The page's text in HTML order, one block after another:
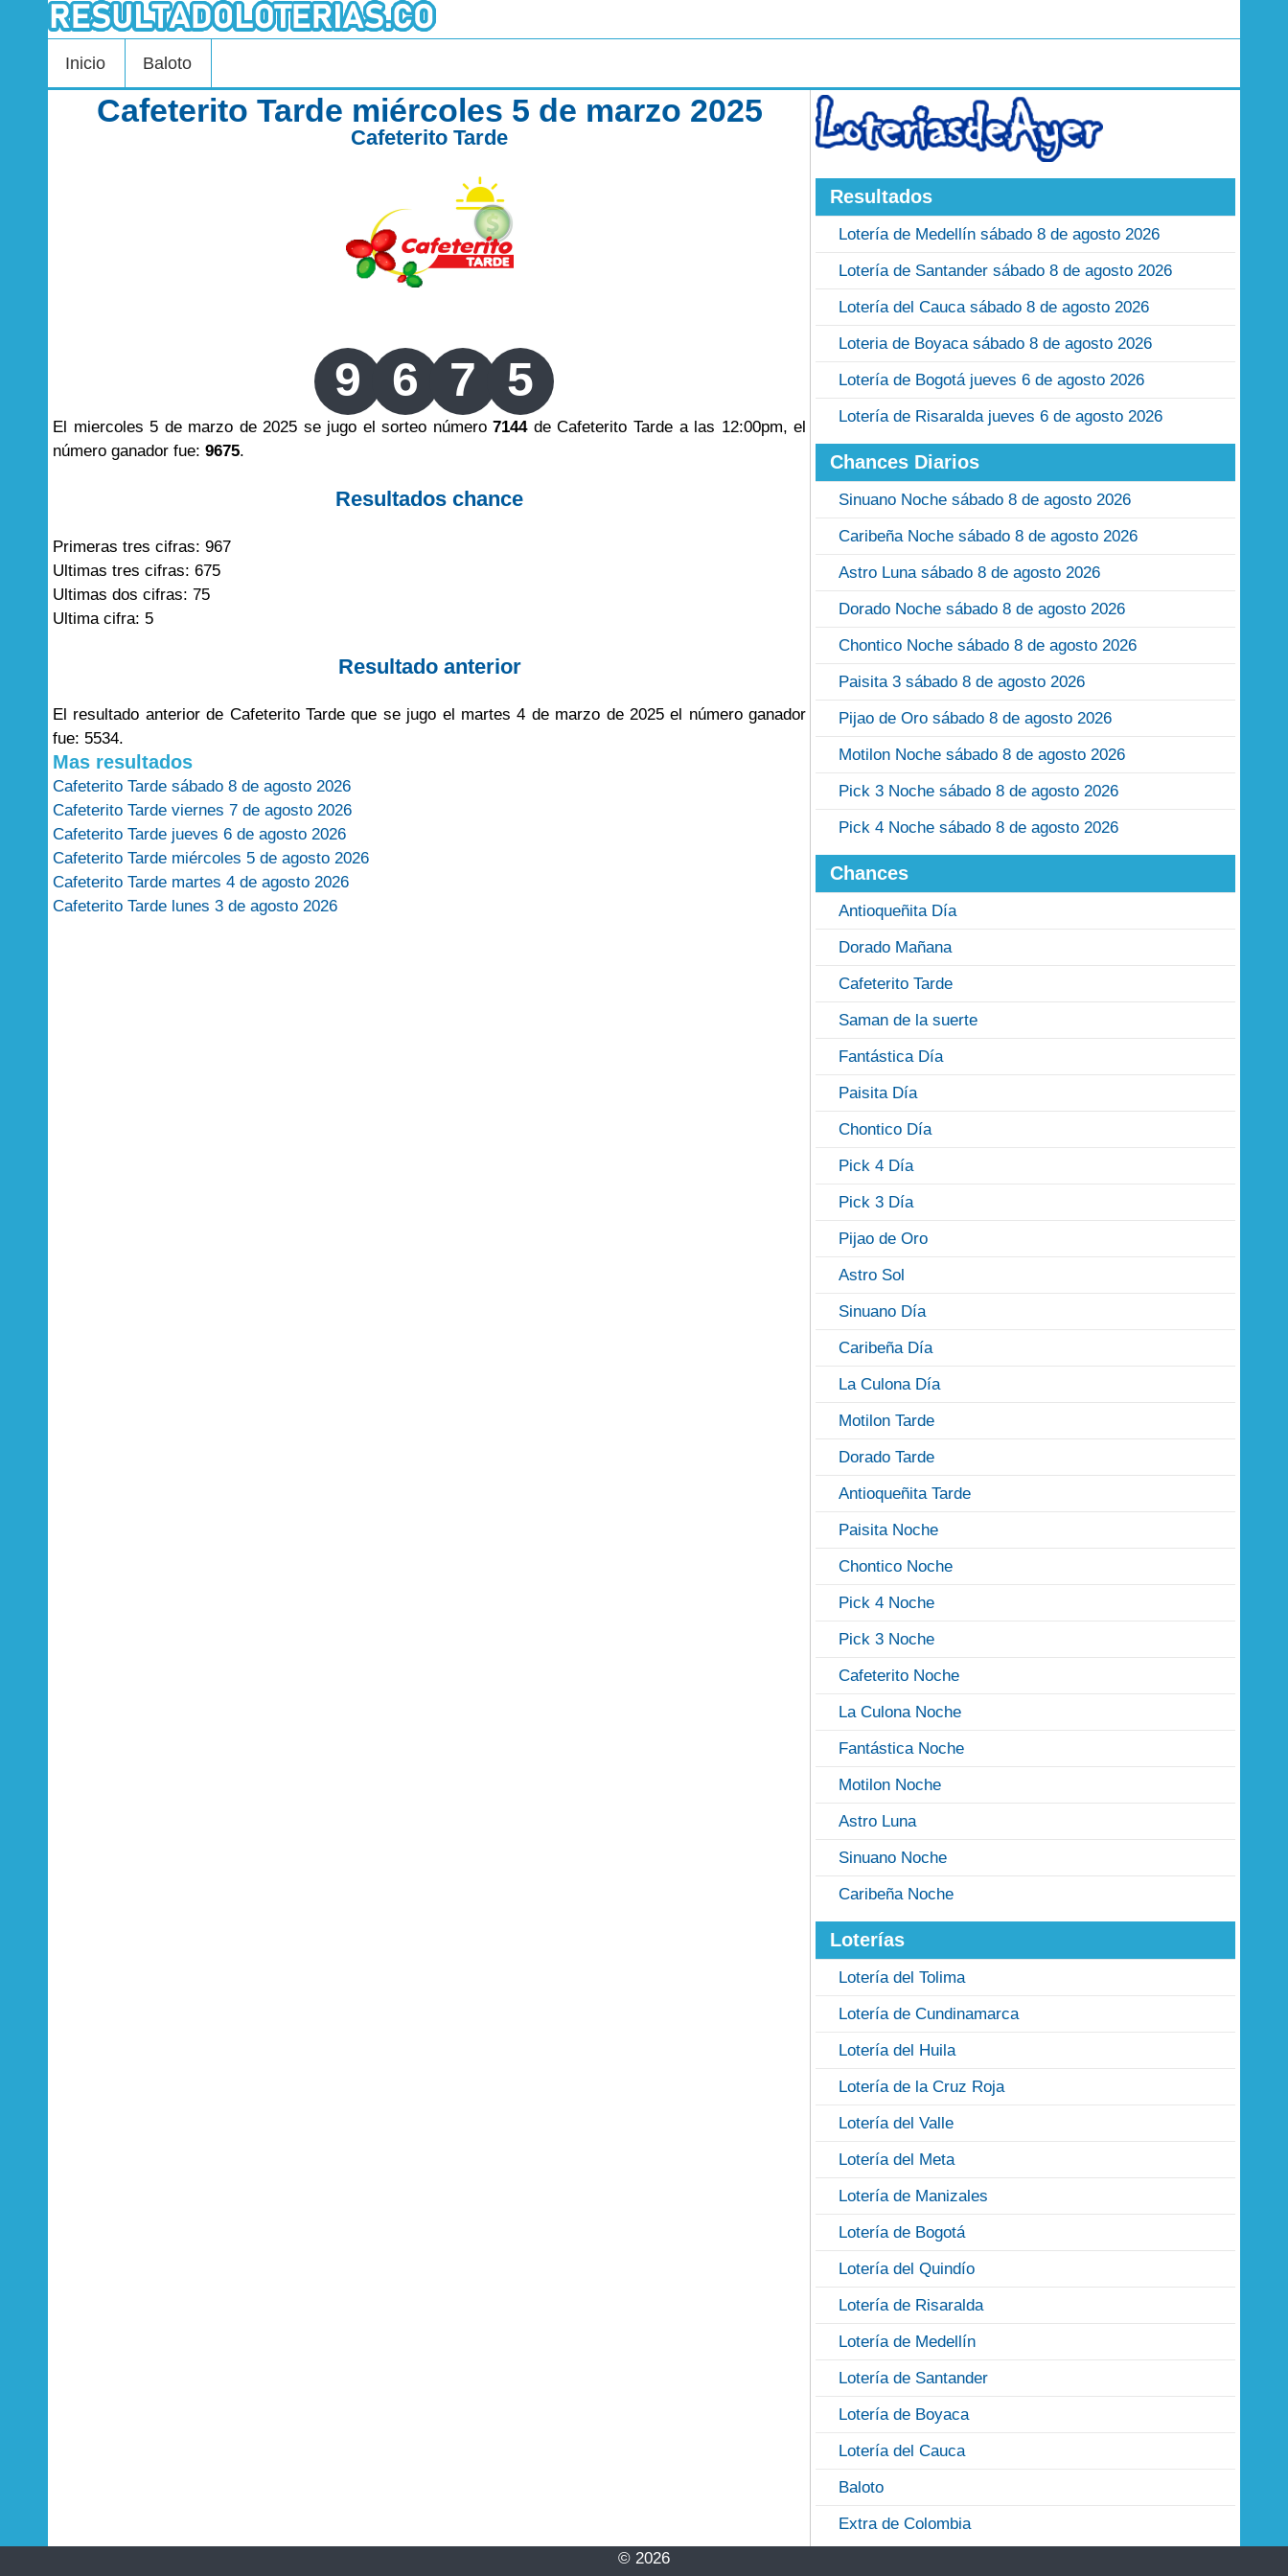
Inicio Baloto
Cafeterito Tarde miércoles 5 de marzo 2025
Cafeterito Tarde
9 6 7 5
El miercoles 5 de marzo de 2025 se jugo el sorteo número7144de Cafeterito Tarde a las 12:00pm, el
número ganador fue: 9675.
Resultados chance
Primeras tres cifras: 967
Ultimas tres cifras: 675
Ultimas dos cifras: 75
Ultima cifra: 5
Resultado anterior
El resultado anterior de Cafeterito Tarde que se jugo el martes 4 de marzo de 2025 el número ganador
fue: 5534.
Mas resultados
Cafeterito Tarde sábado 8 de agosto 2026
Cafeterito Tarde viernes 7 de agosto 2026
Cafeterito Tarde jueves 6 de agosto 2026
Cafeterito Tarde miércoles 5 de agosto 2026
Cafeterito Tarde martes 4 de agosto 2026
Cafeterito Tarde lunes 3 de agosto 2026
Resultados
Lotería de Medellín sábado 8 de agosto 2026
Lotería de Santander sábado 8 de agosto 2026
Lotería del Cauca sábado 8 de agosto 2026
Loteria de Boyaca sábado 8 de agosto 2026
Lotería de Bogotá jueves 6 de agosto 2026
Lotería de Risaralda jueves 6 de agosto 2026
Chances Diarios
Sinuano Noche sábado 8 de agosto 2026
Caribeña Noche sábado 8 de agosto 2026
Astro Luna sábado 8 de agosto 2026
Dorado Noche sábado 8 de agosto 2026
Chontico Noche sábado 8 de agosto 2026
Paisita 3 sábado 8 de agosto 2026
Pijao de Oro sábado 8 de agosto 2026
Motilon Noche sábado 8 de agosto 2026
Pick 3 Noche sábado 8 de agosto 2026
Pick 4 Noche sábado 8 de agosto 2026
Chances
Antioqueñita Día
Dorado Mañana
Cafeterito Tarde
Saman de la suerte
Fantástica Día
Paisita Día
Chontico Día
Pick 4 Día
Pick 3 Día
Pijao de Oro
Astro Sol
Sinuano Día
Caribeña Día
La Culona Día
Motilon Tarde
Dorado Tarde
Antioqueñita Tarde
Paisita Noche
Chontico Noche
Pick 4 Noche
Pick 3 Noche
Cafeterito Noche
La Culona Noche
Fantástica Noche
Motilon Noche
Astro Luna
Sinuano Noche
Caribeña Noche
Loterías
Lotería del Tolima
Lotería de Cundinamarca
Lotería del Huila
Lotería de la Cruz Roja
Lotería del Valle
Lotería del Meta
Lotería de Manizales
Lotería de Bogotá
Lotería del Quindío
Lotería de Risaralda
Lotería de Medellín
Lotería de Santander
Lotería de Boyaca
Lotería del Cauca
Baloto
Extra de Colombia
© 2026